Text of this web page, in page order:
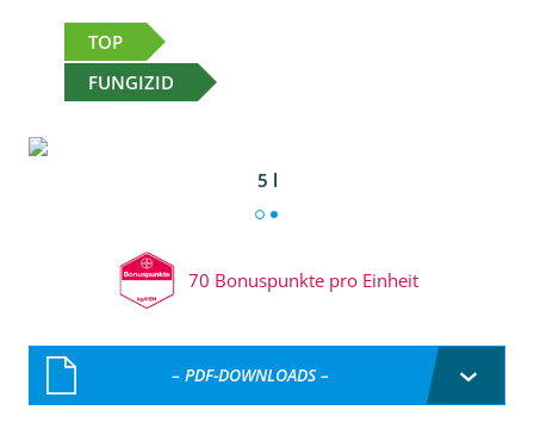
TOP
FUNGIZID
5 l
70 Bonuspunkte pro Einheit
– PDF-DOWNLOADS –